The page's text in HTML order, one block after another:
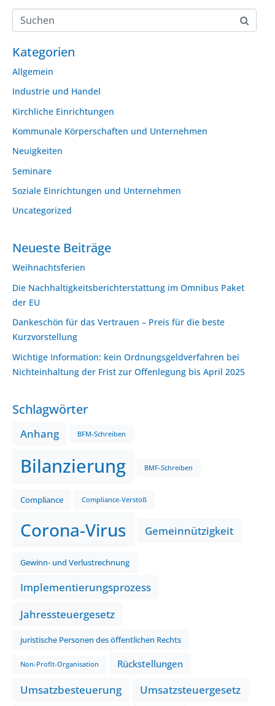
Kategorien
Allgemein
Industrie und Handel
Kirchliche Einrichtungen
Kommunale Körperschaften und Unternehmen
Neuigkeiten
Seminare
Soziale Einrichtungen und Unternehmen
Uncategorized
Neueste Beiträge
Weihnachtsferien
Die Nachhaltigkeitsberichterstattung im Omnibus Paket
der EU
Dankeschön für das Vertrauen – Preis für die beste
Kurzvorstellung
Wichtige Information: kein Ordnungsgeldverfahren bei
Nichteinhaltung der Frist zur Offenlegung bis April 2025
Schlagwörter
Anhang BFM-Schreiben
Bilanzierung BMF-Schreiben
Compliance Compliance-Verstoß
Corona-Virus Gemeinnützigkeit
Gewinn- und Verlustrechnung
Implementierungsprozess
Jahressteuergesetz
juristische Personen des öffentlichen Rechts
Non-Profit-Organisation Rückstellungen
Umsatzbesteuerung Umsatzsteuergesetz